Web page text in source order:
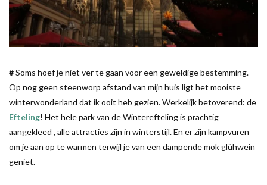
#Soms hoef je niet ver te gaan voor een geweldige bestemming.
Op nog geen steenworp afstand van mijn huis ligt het mooiste
winterwonderland dat ik ooit heb gezien. Werkelijk betoverend: de
Efteling! Het hele park van de Winterefteling is prachtig
aangekleed , alle attracties zijn in winterstijl. En er zijn kampvuren
om je aan op te warmen terwijl je van een dampende mok glühwein
geniet.